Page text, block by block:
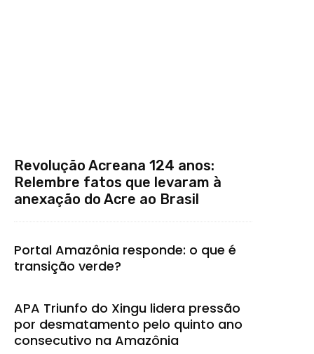
Revolução Acreana 124 anos:
Relembre fatos que levaram à
anexação do Acre ao Brasil
Portal Amazônia responde: o que é
transição verde?
APA Triunfo do Xingu lidera pressão
por desmatamento pelo quinto ano
consecutivo na Amazônia